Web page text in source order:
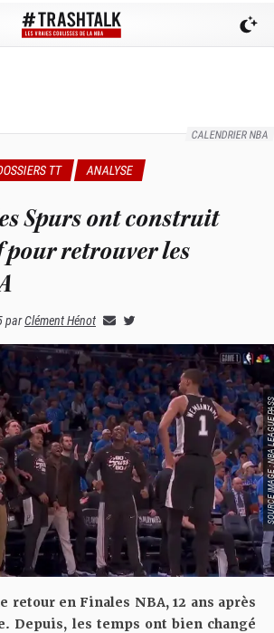
CALENDRIER NBA
TT ANALYSE
Spurs ont construit
retrouver les
parClément Hénot
SOURCE
retour en Finales NBA, 12 ans après
Depuis, les temps ont bien changé